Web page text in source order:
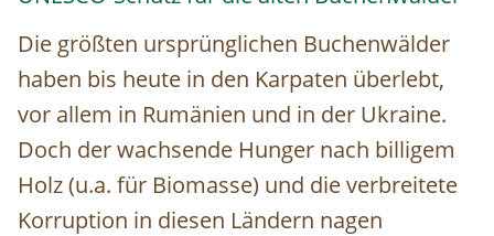
Die größten ursprünglichen Buchenwälder
haben bis heute in den Karpaten überlebt,
vor allem in Rumänien und in der Ukraine.
Doch der wachsende Hunger nach billigem
Holz (u.a. für Biomasse) und die verbreitete
Korruption in diesen Ländern nagen